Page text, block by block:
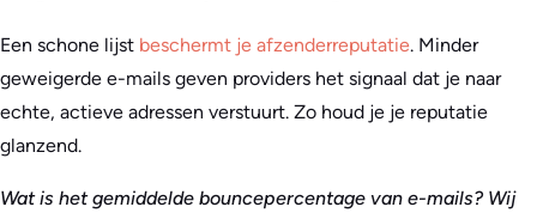
Een schone lijst beschermt je afzenderreputatie. Minder
geweigerde e-mails geven providers het signaal dat je naar
echte, actieve adressen verstuurt. Zo houd je je reputatie
glanzend.
Wat is het gemiddelde bouncepercentage van e-mails? Wij